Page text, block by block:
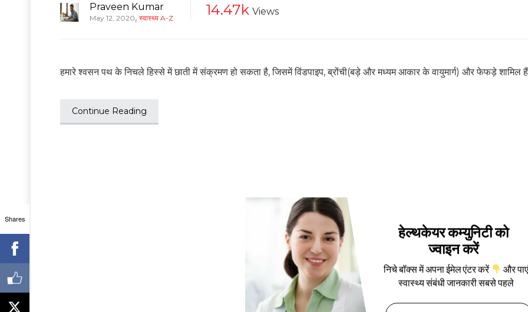
Praveen Kumar
May 12, 2020, स्वास्थ्य A-Z 14.47k Views
हमारे श्वसन पथ के निचले हिस्से में छाती में संक्रमण हो सकता है, जिसमें विंडपाइप, ब्रोंची(बड़े और मध्यम आकार के वायुमार्ग) और फेफड़े शामिल
Continue Reading
Shares
हेल्थकेयर कम्युनिटी को
ज्वाइन करें
निचे बॉक्स में अपना ईमेल एंटर करें
और
स्वास्थ्य संबंधी जानकारी सबसे पहले